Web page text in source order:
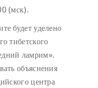
(мск).
будет уделено
тибетского
ламрим».
объяснения
центра